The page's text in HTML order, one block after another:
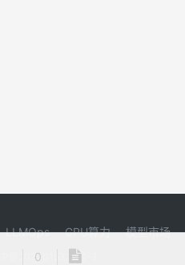
0
LLMOps GPU算力 模型市场
备2023015329号-3